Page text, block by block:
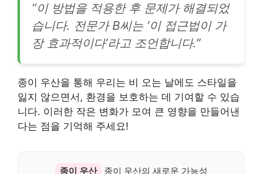
“이 방법을 적용한 후 문제가 해결되었
습니다. 전문가 B씨는 ‘이 접근법이 가
장 효과적이다’라고 조언합니다.”
종이 우산을 통해 우리는 비 오는 날에도 스타일을
잃지 않으면서, 환경을 보호하는 데 기여할 수 있습
니다. 이러한 작은 변화가 모여 큰 영향을 만들어낸
다는 점을 기억해 주세요!
종이 우산 종이 우산의 새로운 가능성